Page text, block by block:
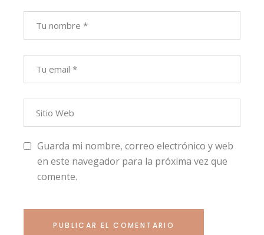
Guarda mi nombre, correo electrónico y web
en este navegador para la próxima vez que
comente.
PUBLICAR EL COMENTARIO